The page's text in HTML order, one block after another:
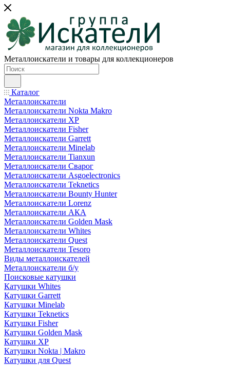
Металлоискатели и товары для коллекционеров
Каталог
Металлоискатели
Металлоискатели Nokta Makro
Металлоискатели XP
Металлоискатели Fisher
Металлоискатели Garrett
Металлоискатели Minelab
Металлоискатели Tianxun
Металлоискатели Сварог
Металлоискатели Asgoelectronics
Металлоискатели Teknetics
Металлоискатели Bounty Hunter
Металлоискатели Lorenz
Металлоискатели АКА
Металлоискатели Golden Mask
Металлоискатели Whites
Металлоискатели Quest
Металлоискатели Tesoro
Виды металлоискателей
Металлоискатели б/у
Поисковые катушки
Катушки Whites
Катушки Garrett
Катушки Minelab
Катушки Teknetics
Катушки Fisher
Катушки Golden Mask
Катушки XP
Катушки Nokta | Makro
Катушки для Quest